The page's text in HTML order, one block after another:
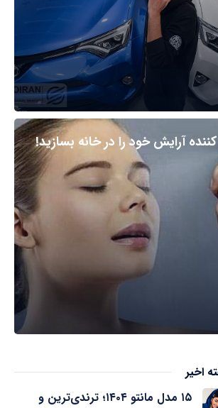
آرایش خود را در خانه بسازید!
اخیر
۱۵ مدل مانتو ۱۴۰۴؛ ترندی‌ترین و